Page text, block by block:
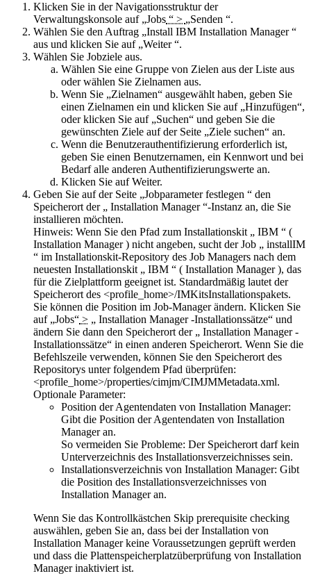
Klicken Sie in der Navigationsstruktur der
Verwaltungskonsole auf „Jobs “ > „Senden “.
Wählen Sie den Auftrag „Install IBM Installation Manager “
aus und klicken Sie auf „Weiter“.
Wählen Sie Jobziele aus.
Wählen Sie eine Gruppe von Zielen aus der Liste aus
oder wählen Sie Zielnamen aus.
Wenn Sie „Zielnamen“ ausgewählt haben, geben Sie
einen Zielnamen ein und klicken Sie auf „Hinzufügen“,
oder klicken Sie auf „Suchen“ und geben Sie die
gewünschten Ziele auf der Seite „Ziele suchen“ an.
Wenn die Benutzerauthentifizierung erforderlich ist,
geben Sie einen Benutzernamen, ein Kennwort und bei
Bedarf alle anderen Authentifizierungswerte an.
Klicken Sie aufWeiter.
Geben Sie auf der Seite „Jobparameter festlegen “ den
Speicherort der „ Installation Manager “-Instanz an, die Sie
installieren möchten.
Hinweis: Wenn Sie den Pfad zum Installationskit „ IBM “ (
Installation Manager ) nicht angeben, sucht der Job „ installIM
“ im Installationskit-Repository des Job Managers nach dem
neuesten Installationskit „ IBM “ ( Installation Manager ), das
für die Zielplattform geeignet ist. Standardmäßig lautet der
Speicherort des <profile_home>/IMKitsInstallationspakets.
Sie können die Position im Job-Manager ändern. Klicken Sie
auf „Jobs“ > „ Installation Manager -Installationssätze“ und
ändern Sie dann den Speicherort der „ Installation Manager -
Installationssätze“ in einen anderen Speicherort. Wenn Sie die
Befehlszeile verwenden, können Sie den Speicherort des
Repositorys unter folgendem Pfad überprüfen:
<profile_home>/properties/cimjm/CIMJMMetadata.xml.
Optionale Parameter:
Position der Agentendaten von Installation Manager:
Gibt die Position der Agentendaten von Installation
Manager an.
So vermeiden Sie Probleme: Der Speicherort darf kein
Unterverzeichnis des Installationsverzeichnisses sein.
Installationsverzeichnis von Installation Manager: Gibt
die Position des Installationsverzeichnisses von
Installation Manager an.
Wenn Sie das Kontrollkästchen Skip prerequisite checking
auswählen, geben Sie an, dass bei der Installation von
Installation Manager keine Voraussetzungen geprüft werden
und dass die Plattenspeicherplatzüberprüfung von Installation
Manager inaktiviert ist.